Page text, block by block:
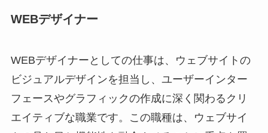
WEBデザイナー
WEBデザイナーとしての仕事は、ウェブサイトの
ビジュアルデザインを担当し、ユーザーインター
フェースやグラフィックの作成に深く関わるクリ
エイティブな職業です。この職種は、ウェブサイ